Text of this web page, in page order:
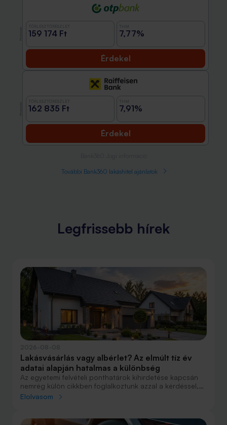
159 174 Ft 7,77%
Érdekel
162 835 Ft 7,91%
Érdekel
További Bank360 lakáshitel ajánlatok
Legfrissebb hírek
Lakásvásárlás vagy albérlet? Az elmúlt tíz év
adatai alapján hatalmas a különbség
Az egyetemi felvételi ponthatárok kihirdetése kapcsán
nemrég külön cikkben foglalkoztunk azzal a kérdéssel,
hogy lakást venni vagy vásárolni éri meg jobban. Előző
csak teheti, annak mindenképpen megéri a
Elolvasom